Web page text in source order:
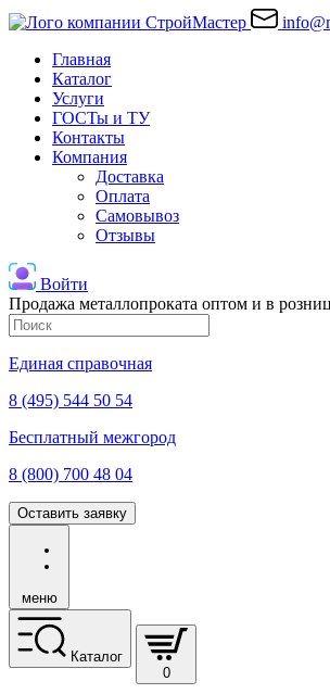
Главная
Каталог
Услуги
ГОСТы и ТУ
Контакты
Компания
Доставка
Оплата
Самовывоз
Отзывы
Войти
Продажа металлопроката оптом и в
Единая справочная
8 (495) 544 50 54
Бесплатный межгород
8 (800) 700 48 04
Оставить заявку
меню
Каталог
0